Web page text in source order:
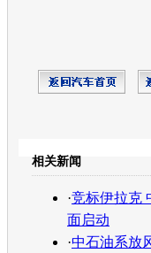
相关新闻
·竞标伊拉克
面启动
·中石油系放